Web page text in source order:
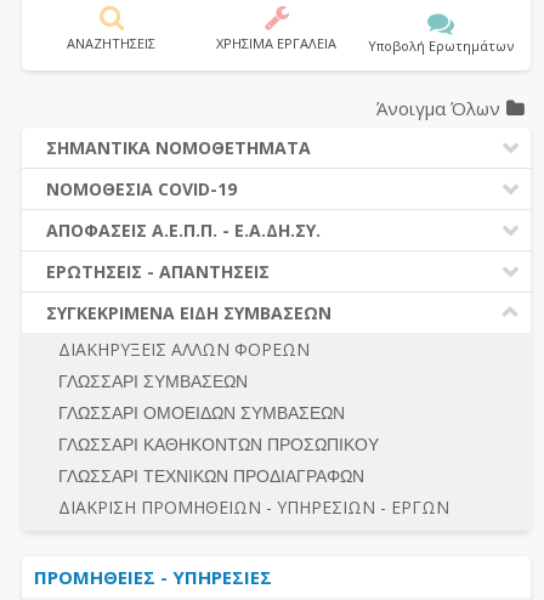
ΑΝΑΖΗΤΗΣΕΙΣ ΧΡΗΣΙΜΑ ΕΡΓΑΛΕΙΑ Υποβολή Ερωτημάτων
Άνοιγμα Όλων
ΣΗΜΑΝΤΙΚΑ ΝΟΜΟΘΕΤΗΜΑΤΑ
ΔΗΜΟΣΙΕΣ ΣΥΜΒΑΣΕΙΣ (Ν. 4412/2016)
ΔΗΜΟΤΙΚΟΣ ΚΩΔΙΚΑΣ (Ν.3463/2006)
ΚΑΛΛΙΚΡΑΤΗΣ (Ν.3852/2010)
ΝΟΜΟΘΕΣΙΑ - ΝΟΜΟΛΟΓΙΑ (ΣΥΝΟΛΟ)
ΝΟΜΟΘΕΣΙΑ COVID-19
ΝΟΜΟΘΕΣΙΑ - ΝΟΜΟΛΟΓΙΑ COVID -19
ΕΡΩΤΗΣΕΙΣ - ΑΠΑΝΤΗΣΕΙΣ
ΑΠΟΦΑΣΕΙΣ Α.Ε.Π.Π. - Ε.Α.ΔΗ.ΣΥ.
ΠΡΟΔΙΚΑΣΤΙΚΗ ΠΡΟΣΦΥΓΗ
ΓΕΝΙΚΟΙ ΚΑΝΟΝΕΣ
ΔΙΚΑΙΟΥΜΕΝΟΙ ΣΥΜΜΕΤΟΧΗΣ
ΠΡΟΣΦΟΡΕΣ – ΔΙΚΑΙΟΛΟΓΗΤΙΚΑ ΣΥΜΜΕΤΟΧΗΣ
ΔΙΕΞΑΓΩΓΗ ΔΙΑΔΙΚΑΣΙΑΣ
ΕΣΗΔΗΣ – ΚΗΜΔΗΣ
ΠΕΡΙΛΗΨΕΙΣ ΑΠΟΦΑΣΕΩΝ Α.Ε.Π.Π. - Ε.Α.ΔΗ.ΣΥ.
ΣΥΝΟΛΟ
ΕΡΩΤΗΣΕΙΣ - ΑΠΑΝΤΗΣΕΙΣ
Ν. 4782/2021 - ΤΡΟΠΟΠΟΙΗΣΗ 4412/2016
ΔΙΕΞΑΓΩΓΗ ΔΙΑΔΙΚΑΣΙΑΣ
ΔΙΑΔΙΚΑΣΙΕΣ ΑΝΑΘΕΣΗΣ
ΓΕΝΙΚΟΙ ΚΑΝΟΝΕΣ
ΠΡΟΕΤΟΙΜΑΣΙΑ - ΔΗΜΟΣΙΟΤΗΤΑ
ΛΟΓΟΙ ΑΠΟΚΛΕΙΣΜΟΥ-ΔΙΚΑΙΟΥΜΕΝΟΙ ΣΥΜΜΕΤΟΧΗΣ
ΠΡΟΣΦΟΡΕΣ - ΔΙΚΑΙΟΛΟΓΗΤΙΚΑ ΣΥΜΜΕΤΟΧΗΣ
ΕΚΤΕΛΕΣΗ ΕΡΓΩΝ - ΜΕΛΕΤΩΝ
ΣΥΓΚΕΚΡΙΜΕΝΑ ΕΙΔΗ ΣΥΜΒΑΣΕΩΝ
ΔΙΑΚΗΡΥΞΕΙΣ ΑΛΛΩΝ ΦΟΡΕΩΝ
ΓΛΩΣΣΑΡΙ ΣΥΜΒΑΣΕΩΝ
ΓΛΩΣΣΑΡΙ ΟΜΟΕΙΔΩΝ ΣΥΜΒΑΣΕΩΝ
ΓΛΩΣΣΑΡΙ ΚΑΘΗΚΟΝΤΩΝ ΠΡΟΣΩΠΙΚΟΥ
ΓΛΩΣΣΑΡΙ ΤΕΧΝΙΚΩΝ ΠΡΟΔΙΑΓΡΑΦΩΝ
ΔΙΑΚΡΙΣΗ ΠΡΟΜΗΘΕΙΩΝ - ΥΠΗΡΕΣΙΩΝ - ΕΡΓΩΝ
ΠΡΟΜΗΘΕΙΕΣ - ΥΠΗΡΕΣΙΕΣ